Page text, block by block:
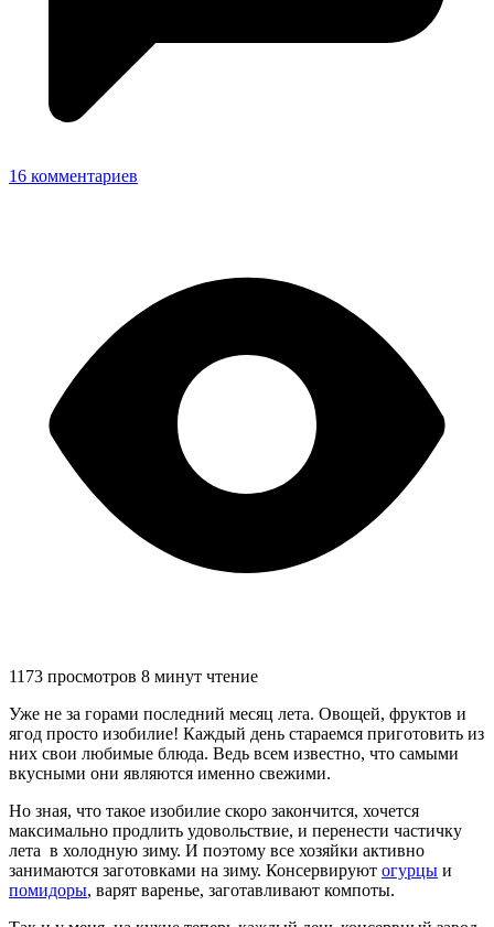
16 комментариев
1173 просмотров 8 минут чтение
Уже не за горами последний месяц лета. Овощей, фруктов и
ягод просто изобилие! Каждый день стараемся приготовить из
них свои любимые блюда. Ведь всем известно, что самыми
вкусными они являются именно свежими.
Но зная, что такое изобилие скоро закончится, хочется
максимально продлить удовольствие, и перенести частичку
лета в холодную зиму. И поэтому все хозяйки активно
занимаются заготовками на зиму. Консервируют огурцы и
помидоры, варят варенье, заготавливают компоты.